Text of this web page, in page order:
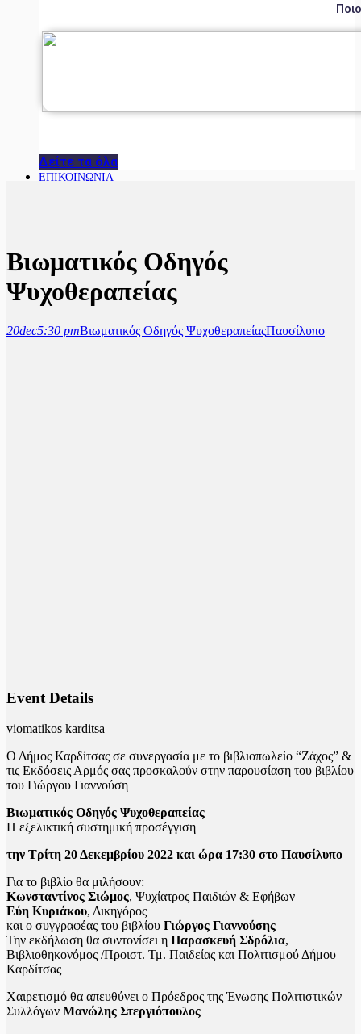
Δείτε τα όλα
ΕΠΙΚΟΙΝΩΝΙΑ
Βιωματικός Οδηγός
Ψυχοθεραπείας
20dec5:30 pmΒιωματικός Οδηγός ΨυχοθεραπείαςΠαυσίλυπο
Event Details
viomatikos karditsa
Ο Δήμος Καρδίτσας σε συνεργασία με το βιβλιοπωλείο “Ζάχος” &
τις Εκδόσεις Αρμός σας προσκαλούν στην παρουσίαση του βιβλίου
του Γιώργου Γιαννούση
Βιωματικός Οδηγός Ψυχοθεραπείας
Η εξελικτική συστημική προσέγγιση
την Τρίτη 20 Δεκεμβρίου 2022 και ώρα 17:30 στο Παυσίλυπο
Για το βιβλίο θα μιλήσουν:
Κωνσταντίνος Σιώμος, Ψυχίατρος Παιδιών & Εφήβων
Εύη Κυριάκου, Δικηγόρος
και ο συγγραφέας του βιβλίου Γιώργος Γιαννούσης
Την εκδήλωση θα συντονίσει η Παρασκευή Σδρόλια,
Βιβλιοθηκονόμος /Προιστ. Τμ. Παιδείας και Πολιτισμού Δήμου
Καρδίτσας
Χαιρετισμό θα απευθύνει ο Πρόεδρος της Ένωσης Πολιτιστικών
Συλλόγων Μανώλης Στεργιόπουλος